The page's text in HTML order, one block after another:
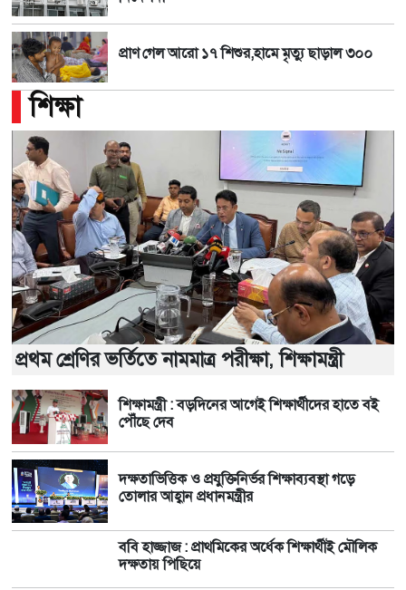
প্রাণ গেল আরো ১৭ শিশুর,হামে মৃত্যু ছাড়াল ৩০০
শিক্ষা
প্রথম শ্রেণির ভর্তিতে নামমাত্র পরীক্ষা, শিক্ষামন্ত্রী
শিক্ষামন্ত্রী : বড়দিনের আগেই শিক্ষার্থীদের হাতে বই
পৌঁছে দেব
দক্ষতাভিত্তিক ও প্রযুক্তিনির্ভর শিক্ষাব্যবস্থা গড়ে
তোলার আহ্বান প্রধানমন্ত্রীর
ববি হাজ্জাজ : প্রাথমিকের অর্ধেক শিক্ষার্থীই মৌলিক
দক্ষতায় পিছিয়ে